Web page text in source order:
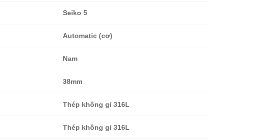
Seiko 5
Automatic (cơ)
Nam
38mm
Thép không gỉ 316L
Thép không gỉ 316L